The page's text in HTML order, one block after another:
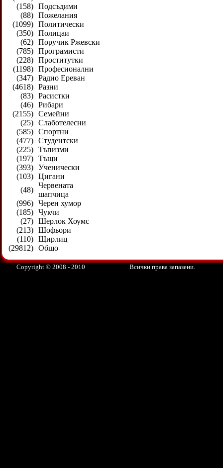
(158) Подсъдими
(88) Пожелания
(1099) Политически
(350) Полицаи
(62) Поручик Ржевски
(785) Програмисти
(228) Проститутки
(1198) Професионални
(347) Радио Ереван
(4618) Разни
(83) Расистки
(46) Рибари
(2155) Семейни
(25) Слаботелесни
(585) Спортни
(477) Студентски
(225) Тъпизми
(197) Тъщи
(393) Ученически
(103) Цигани
(48)
Червената
шапчица
(996) Черен хумор
(185) Чукчи
(27) Шерлок Хоумс
(213) Шофьори
(110) Щирлиц
(29812) Общо
Copyright © 2008 - 2010 Всички права запазени.